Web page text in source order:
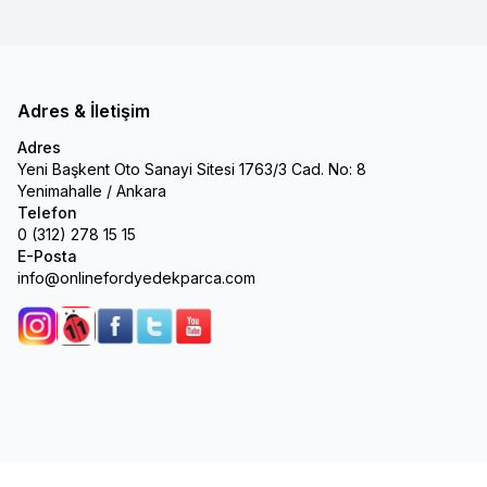
Adres & İletişim
Adres
Yeni Başkent Oto Sanayi Sitesi 1763/3 Cad. No: 8
Yenimahalle / Ankara
Telefon
0 (312) 278 15 15
E-Posta
info@onlinefordyedekparca.com